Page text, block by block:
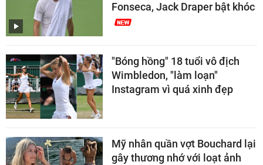
Fonseca, Jack Draper bật khóc
"Bóng hồng" 18 tuổi vô địch
Wimbledon, "làm loạn"
Instagram vì quá xinh đẹp
Mỹ nhân quần vợt Bouchard lại
gây thương nhớ với loạt ảnh